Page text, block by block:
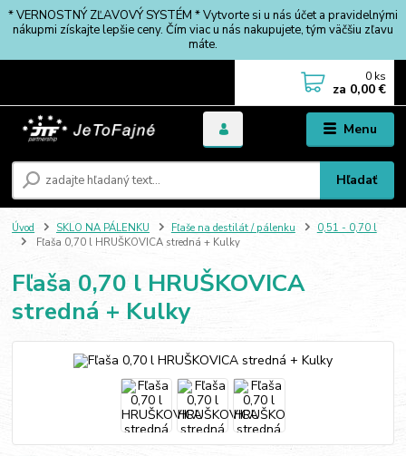
* VERNOSTNÝ ZĽAVOVÝ SYSTÉM * Vytvorte si u nás účet a pravidelnými
nákupmi získajte lepšie ceny. Čím viac u nás nakupujete, tým väčšiu zľavu
máte.
Menu
Hľadať
0 ks
za 0,00 €
Úvod SKLO NA PÁLENKU Fľaše na destilát / pálenku
0,51 - 0,70 l
Fľaša 0,70 l HRUŠKOVICA stredná + Kulky
Fľaša 0,70 l HRUŠKOVICA
stredná + Kulky